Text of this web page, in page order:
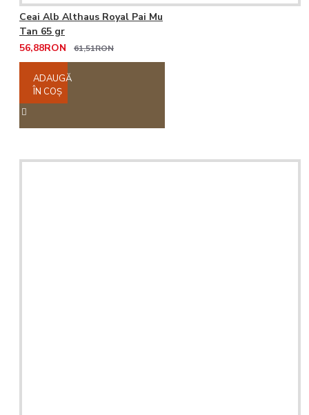
Ceai Alb Althaus Royal Pai Mu
Tan 65 gr
56,88RON
61,51RON
ADAUGĂ
ÎN COŞ